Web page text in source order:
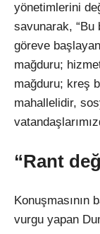
yönetimlerini
savunarak, “Bu
göreve
mağduru;
mağduru; kreş
mahallelidir,
“Rant
Konuşmasının
vurgu yapan